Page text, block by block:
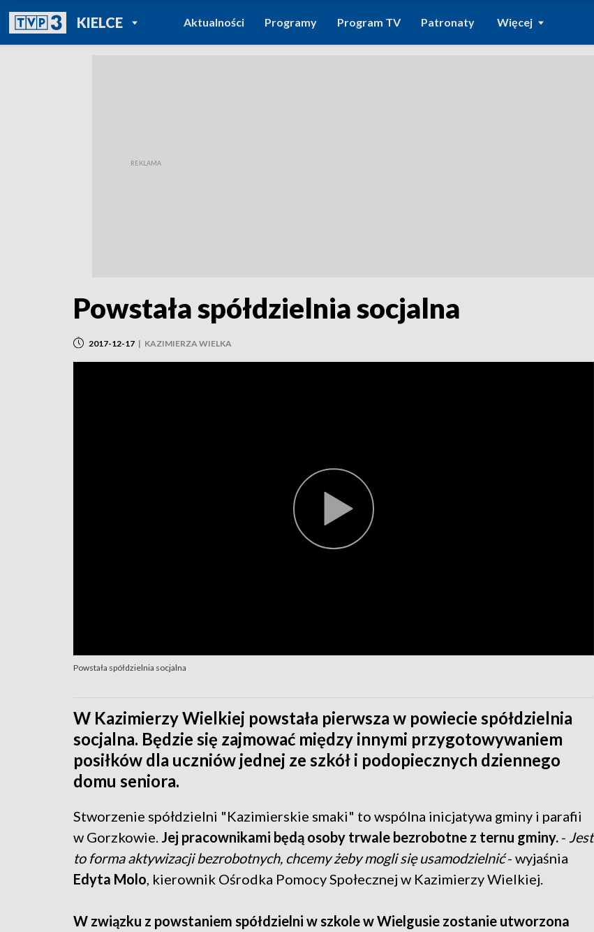
KIELCEPOWRÓT DO
TVP REGIONY
Aktualności Programy Program TV Patronaty Więcej
Powstała spółdzielnia socjalna
2017-12-17 | KAZIMIERZA WIELKA
Powstała spółdzielnia socjalna
W Kazimierzy Wielkiej powstała pierwsza w powiecie spółdzielnia
socjalna. Będzie się zajmować między innymi przygotowywaniem
posiłków dla uczniów jednej ze szkół i podopiecznych dziennego
domu seniora.
Stworzenie spółdzielni "Kazimierskie smaki" to wspólna inicjatywa gminy i parafii
w Gorzkowie. Jej pracownikami będą osoby trwale bezrobotne z ternu gminy. - Jest
to forma aktywizacji bezrobotnych, chcemy żeby mogli się usamodzielnić- wyjaśnia
Edyta Molo , kierownik Ośrodka Pomocy Społecznej w Kazimierzy Wielkiej.
W związku z powstaniem spółdzielni w szkole w Wielgusie zostanie utworzona